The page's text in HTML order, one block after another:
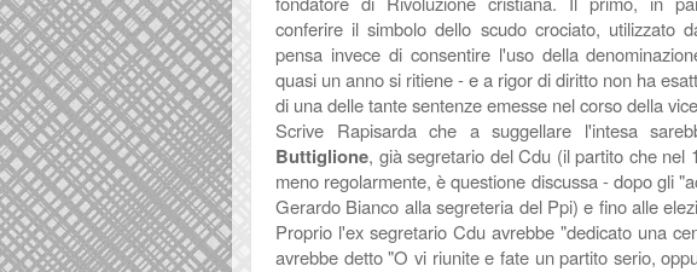
conferire il simbolo dello scudo crociato, utilizzato
pensa invece di consentire l'uso della
quasi un anno si ritiene - e a rigor di diritto non ha
di una delle tante sentenze emesse nel corso della
Scrive Rapisarda che a suggellare l'intesa
Buttiglione, già segretario del Cdu (il partito che nel
meno regolarmente, è questione discussa - dopo gli
Gerardo Bianco alla segreteria del Ppi) e fino alle
Proprio l'ex segretario Cdu avrebbe "dedicato una
avrebbe detto "O vi riunite e fate un partito serio,